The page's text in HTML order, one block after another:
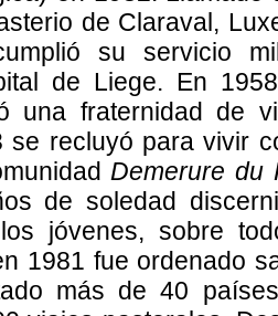
de Claraval,
su servicio
de Liege. En
una fraternidad de
se recluyó para vivir
Demerure du
de soledad
jóvenes, sobre
1981 fue ordenado
más de 40